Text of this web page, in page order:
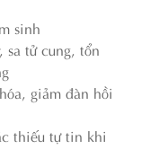
sinh
sa tử cung, tổn
giảm đàn hồi
thiếu tự tin khi